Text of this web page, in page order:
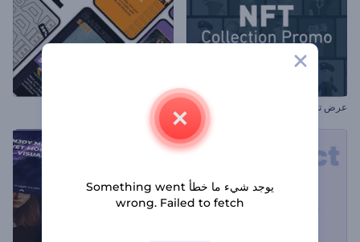
عرض ترويجي لرموز NFT ريلز عروض الجمعة البيضاء
يوجد شيء ما خطأ Something went
wrong. Failed to fetch